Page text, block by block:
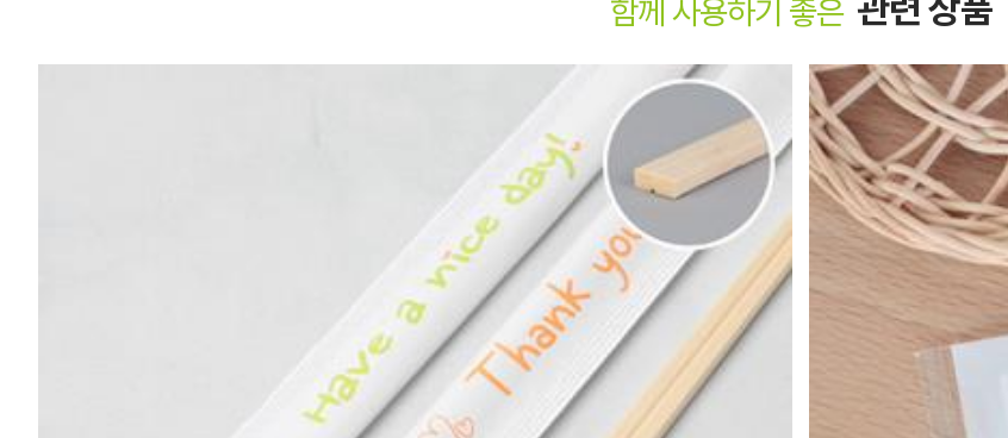
함께 사용하기 좋은 관련 상품